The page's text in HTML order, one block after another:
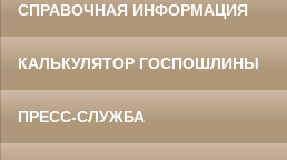
СПРАВОЧНАЯ ИНФОРМАЦИЯ
КАЛЬКУЛЯТОР ГОСПОШЛИНЫ
ПРЕСС-СЛУЖБА